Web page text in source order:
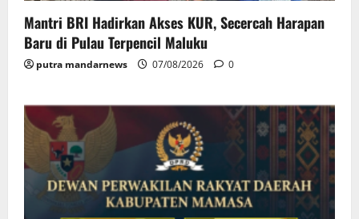
Mantri BRI Hadirkan Akses KUR, Secercah Harapan
Baru di Pulau Terpencil Maluku
putra mandarnews 07/08/2026 0